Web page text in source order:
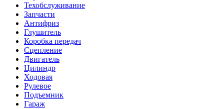
Техобслуживание
Запчасти
Антифриз
Глушитель
Коробка передач
Сцепление
Двигатель
Цилиндр
Ходовая
Рулевое
Подъемник
Гараж